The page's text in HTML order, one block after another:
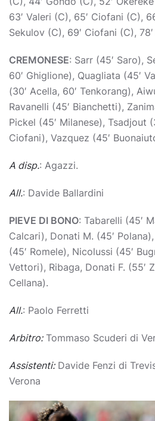
63′ Valeri (C), 65′ Ciofani (C),
Sekulov (C), 69′ Ciofani (C),
CREMONESE: Sarr (45′ Saro),
60′ Ghiglione), Quagliata (45′
(30′ Acella, 60′ Tenkorang),
Ravanelli (45′ Bianchetti),
Pickel (45′ Milanese), Tsadjout
Ciofani), Vazquez (45′
A disp.: Agazzi.
All.: Davide Ballardini
PIEVE DI BONO: Tabarelli (45′
Calcari), Donati M. (45′
(45′ Romele), Nicolussi (45′
Vettori), Ribaga, Donati F. (55′
Cellana).
All.: Paolo Ferretti
Arbitro:Tommaso Scuderi di
Assistenti:Davide Fenzi di
Verona